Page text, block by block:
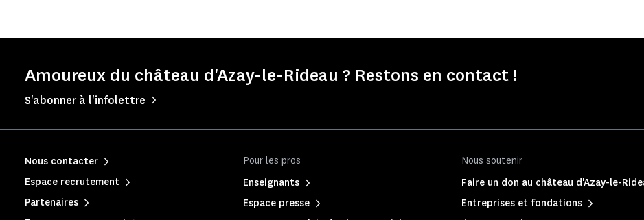
Amoureux du château d'Azay-le-Rideau ? Restons en contact !
S'abonner à l'infolettre
Pour les pros
Enseignants
Espace presse
Nous soutenir
Faire un don au château d'Azay-le-
Entreprises et fondations
Nous contacter
Espace recrutement
Partenaires